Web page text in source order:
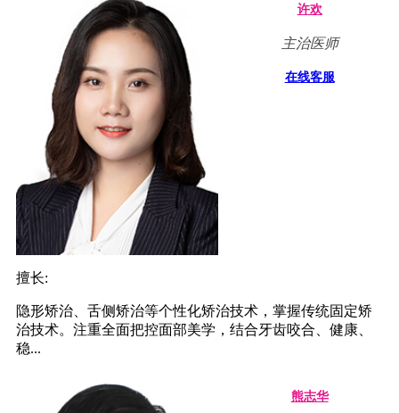
许欢
主治医师
在线客服
擅长:
隐形矫治、舌侧矫治等个性化矫治技术，掌握传统固定矫
治技术。注重全面把控面部美学，结合牙齿咬合、健康、
稳...
熊志华